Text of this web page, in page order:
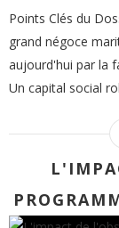
Points Clés du
grand négoce
aujourd'hui par la
Un capital social